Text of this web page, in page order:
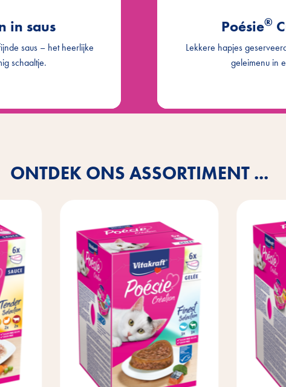
in saus
saus – het heerlijke
schaaltje.
Poésie®
Lekkere hapjes
geleimenu in
ONTDEK ONS ASSORTIMENT ...